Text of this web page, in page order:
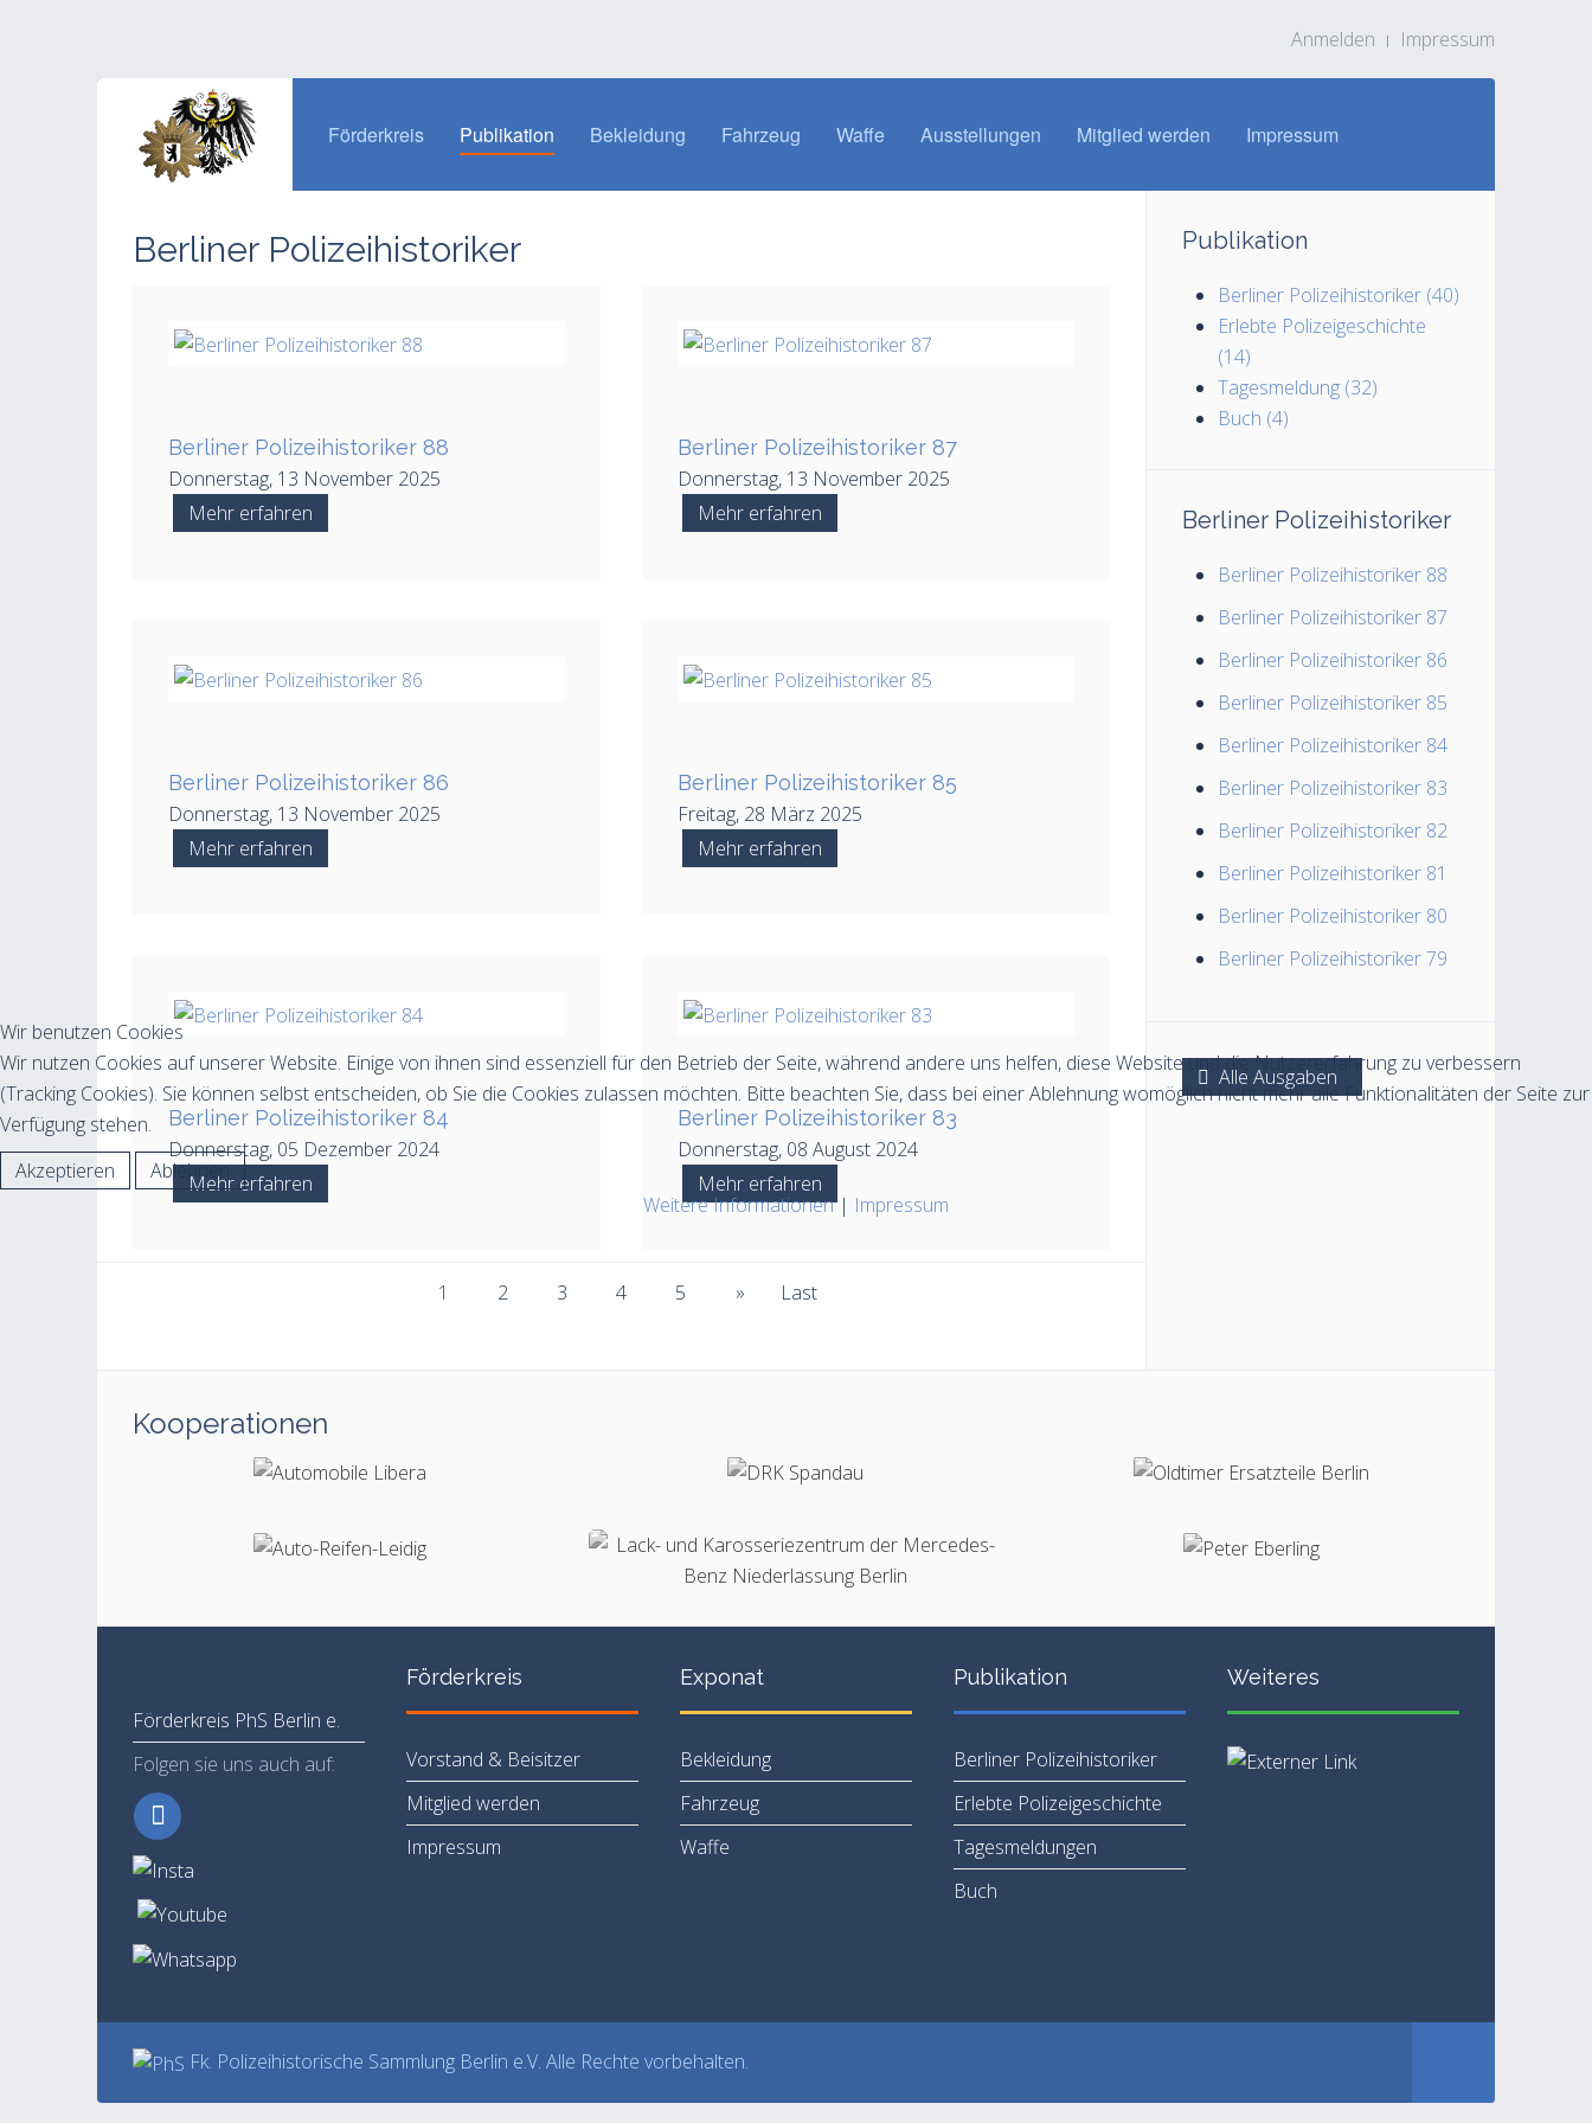
Anmelden Impressum
Förderkreis Publikation Bekleidung Fahrzeug Waffe Ausstellungen Mitglied werden Impressum
Berliner Polizeihistoriker
Berliner Polizeihistoriker 88
Donnerstag, 13 November 2025
Mehr erfahren
Berliner Polizeihistoriker 87
Donnerstag, 13 November 2025
Mehr erfahren
Berliner Polizeihistoriker 86
Donnerstag, 13 November 2025
Mehr erfahren
Berliner Polizeihistoriker 85
Freitag, 28 März 2025
Mehr erfahren
Berliner Polizeihistoriker 84
Donnerstag, 05 Dezember 2024
Mehr erfahren
Berliner Polizeihistoriker 83
Donnerstag, 08 August 2024
Mehr erfahren
1 2 3 4 5 » Last
Publikation
Berliner Polizeihistoriker (40)
Erlebte Polizeigeschichte
(14)
Tagesmeldung (32)
Buch (4)
Berliner Polizeihistoriker
Berliner Polizeihistoriker 88
Berliner Polizeihistoriker 87
Berliner Polizeihistoriker 86
Berliner Polizeihistoriker 85
Berliner Polizeihistoriker 84
Berliner Polizeihistoriker 83
Berliner Polizeihistoriker 82
Berliner Polizeihistoriker 81
Berliner Polizeihistoriker 80
Berliner Polizeihistoriker 79
Alle Ausgaben
Kooperationen
Förderkreis PhS Berlin e.
Folgen sie uns auch auf:
Förderkreis
Vorstand & Beisitzer
Mitglied werden
Impressum
Exponat
Bekleidung
Fahrzeug
Waffe
Publikation
Berliner Polizeihistoriker
Erlebte Polizeigeschichte
Tagesmeldungen
Buch
Weiteres
Fk. Polizeihistorische Sammlung Berlin e.V. Alle Rechte vorbehalten.
Wir benutzen Cookies
Wir nutzen Cookies auf unserer Website. Einige von ihnen sind essenziell für den Betrieb der Seite, während andere uns helfen, diese Website und die Nutzererfahrung zu verbessern
(Tracking Cookies). Sie können selbst entscheiden, ob Sie die Cookies zulassen möchten. Bitte beachten Sie, dass bei einer Ablehnung womöglich nicht mehr alle Funktionalitäten der Seite zur
Verfügung stehen.
Akzeptieren
Ablehnen
Weitere Informationen| Impressum